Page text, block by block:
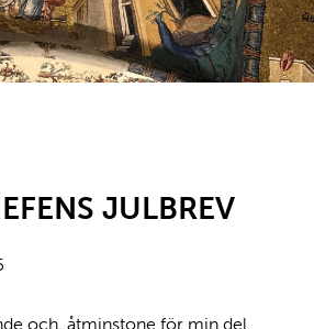
JULBREV
och, åtminstone för min del,